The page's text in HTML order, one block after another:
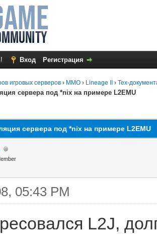
Вход Регистрация
игровых серверов › MMO › Lineage II › Тех-
сервера под *nix на примере L2EMU
сервера под *nix на примере L2EMU
05:43 PM
L2J,